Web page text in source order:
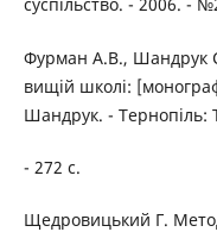
суспільство. - 2006. -
Фурман A.B., Шандрук
вищій школі:
Шандрук. - Тернопіль:
- 272 с.
Щедровицький Г.